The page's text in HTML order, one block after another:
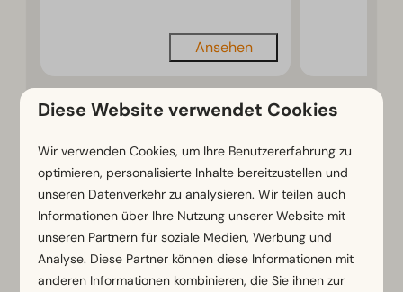
Ansehen
Mehr Ergebnisse (48 Parks)
Urlaub im März - Reiseziele
und Vorteile
Diese Website verwendet Cookies
Wir verwenden Cookies, um Ihre Benutzererfahrung zu
optimieren, personalisierte Inhalte bereitzustellen und
unseren Datenverkehr zu analysieren. Wir teilen auch
Informationen über Ihre Nutzung unserer Website mit
unseren Partnern für soziale Medien, Werbung und
Analyse. Diese Partner können diese Informationen mit
anderen Informationen kombinieren, die Sie ihnen zur